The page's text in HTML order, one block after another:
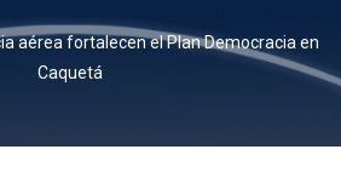
aérea fortalecen el Plan Democracia en
Caquetá